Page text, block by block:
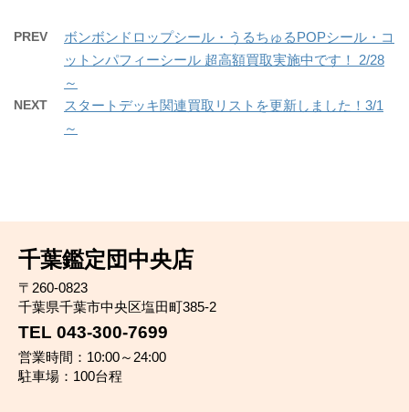
PREV
ボンボンドロップシール・うるちゅるPOPシール・コ
ットンパフィーシール 超高額買取実施中です！ 2/28
～
NEXT
スタートデッキ関連買取リストを更新しました！3/1
～
千葉鑑定団中央店
〒260-0823
千葉県千葉市中央区塩田町385-2
TEL 043-300-7699
営業時間：10:00～24:00
駐車場：100台程